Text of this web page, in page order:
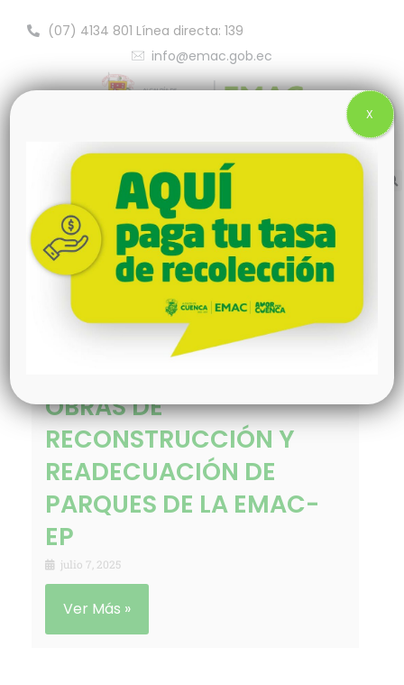
info@emac.gob.ec
(07) 4134 801 Línea directa: 139
Convocatorias EMAC-EP
INSCRIPCIÓN DE
CONSULTORES PARA LA
OBRAS DE
RECONSTRUCCIÓN Y
READECUACIÓN DE
PARQUES DE LA EMAC-
EP
julio 7, 2025
Ver Más »
X